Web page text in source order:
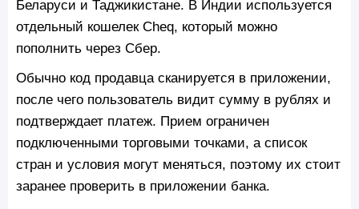
Беларуси и Таджикистане. В Индии используется
отдельный кошелек Cheq, который можно
пополнить через Сбер.
Обычно код продавца сканируется в приложении,
после чего пользователь видит сумму в рублях и
подтверждает платеж. Прием ограничен
подключенными торговыми точками, а список
стран и условия могут меняться, поэтому их стоит
заранее проверить в приложении банка.